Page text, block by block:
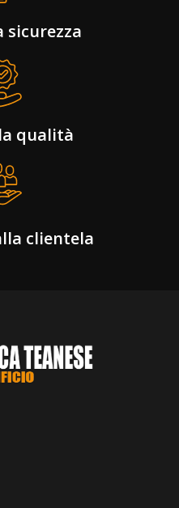
qualità
clientela